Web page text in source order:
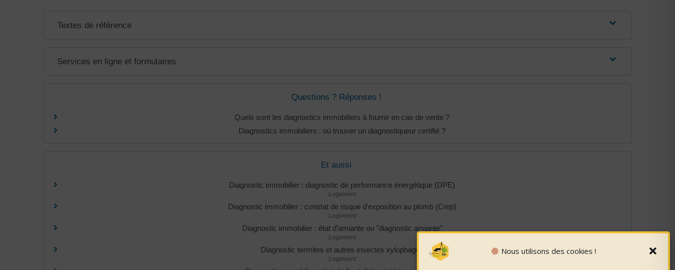
Nous utilisons des cookies !
Textes de référence
Services en ligne et formulaires
Questions ? Réponses !
Quels sont les diagnostics immobiliers à fournir en cas de vente ?
Diagnostics immobiliers : où trouver un diagnostiqueur certifié ?
Et aussi
Diagnostic immobilier : diagnostic de performance énergétique (DPE)
Logement
Diagnostic immobilier : constat de risque d'exposition au plomb (Crep)
Logement
Diagnostic immobilier : état d'amiante ou "diagnostic amiante"
Logement
Diagnostic termites et autres insectes xylophages
Logement